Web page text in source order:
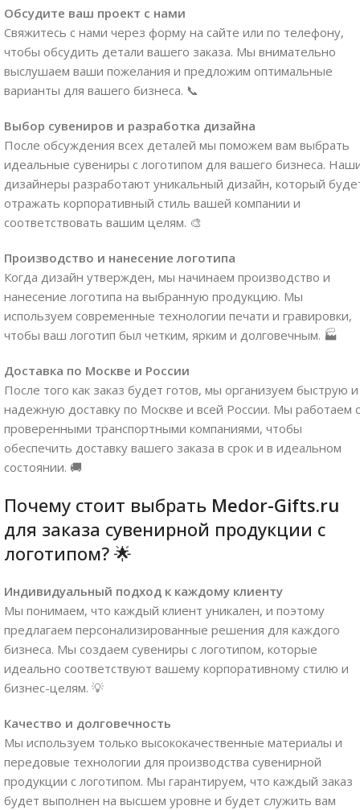
Обсудите ваш проект с нами
Свяжитесь с нами через форму на сайте или по телефону,
чтобы обсудить детали вашего заказа. Мы внимательно
выслушаем ваши пожелания и предложим оптимальные
варианты для вашего бизнеса. 📞
Выбор сувениров и разработка дизайна
После обсуждения всех деталей мы поможем вам выбрать
идеальные сувениры с логотипом для вашего бизнеса.
дизайнеры разработают уникальный дизайн, который
отражать корпоративный стиль вашей компании и
соответствовать вашим целям. 🎨
Производство и нанесение логотипа
Когда дизайн утвержден, мы начинаем производство и
нанесение логотипа на выбранную продукцию. Мы
используем современные технологии печати и гравировки,
чтобы ваш логотип был четким, ярким и долговечным. 🏭
Доставка по Москве и России
После того как заказ будет готов, мы организуем быструю и
надежную доставку по Москве и всей России. Мы работаем с
проверенными транспортными компаниями, чтобы
обеспечить доставку вашего заказа в срок и в идеальном
состоянии. 🚚
Почему стоит выбрать Medor-Gifts.ru
для заказа сувенирной продукции с
логотипом? 🌟
Индивидуальный подход к каждому клиенту
Мы понимаем, что каждый клиент уникален, и поэтому
предлагаем персонализированные решения для каждого
бизнеса. Мы создаем сувениры с логотипом, которые
идеально соответствуют вашему корпоративному стилю и
бизнес-целям. 💡
Качество и долговечность
Мы используем только высококачественные материалы и
передовые технологии для производства сувенирной
продукции с логотипом. Мы гарантируем, что каждый заказ
будет выполнен на высшем уровне и будет служить вам